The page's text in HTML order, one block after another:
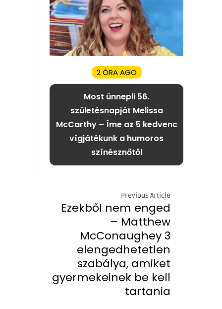
2 ÓRA AGO
Most ünnepli 56.
születésnapját Melissa
McCarthy – Íme az 5 kedvenc
vígjátékunk a humoros
színésznőtől
Previous Article
Ezekből nem enged
– Matthew
McConaughey 3
elengedhetetlen
szabálya, amiket
gyermekeinek be kell
tartania